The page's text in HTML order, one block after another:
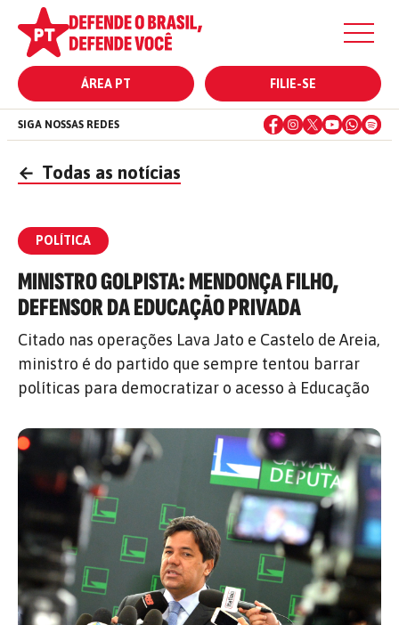
ÁREA PT FILIE-SE
SIGA NOSSAS REDES
← Todas as notícias
POLÍTICA
MINISTRO GOLPISTA: MENDONÇA FILHO,
DEFENSOR DA EDUCAÇÃO PRIVADA
Citado nas operações Lava Jato e Castelo de Areia,
ministro é do partido que sempre tentou barrar
políticas para democratizar o acesso à Educação